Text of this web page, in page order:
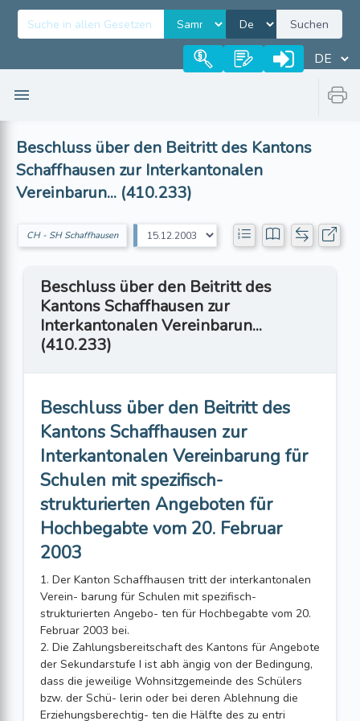
Suchen
Beschluss über den Beitritt des Kantons
Schaffhausen zur Interkantonalen
Vereinbarun... (410.233)
CH - SH Schaffhausen
Beschluss über den Beitritt des
Kantons Schaffhausen zur
Interkantonalen Vereinbarun...
(410.233)
Beschluss über den Beitritt des
Kantons Schaffhausen zur
Interkantonalen Vereinbarung für
Schulen mit spezifisch-
strukturierten Angeboten für
Hochbegabte vom 20. Februar
2003
1. Der Kanton Schaffhausen tritt der interkantonalen
Verein- barung für Schulen mit spezifisch-
strukturierten Angebo- ten für Hochbegabte vom 20.
Februar 2003 bei.
2. Die Zahlungsbereitschaft des Kantons für Angebote
der Sekundarstufe I ist abh ängig von der Bedingung,
dass die jeweilige Wohnsitzgemeinde des Schülers
bzw. der Schü- lerin oder bei deren Ablehnung die
Erziehungsberechtig- ten die Hälfte des zu entri